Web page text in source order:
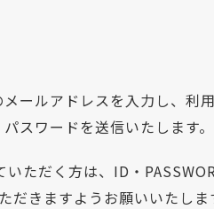
ールアドレスを入力し、利
スワードを送信いたします。
ただく方は、ID・
きますようお願いいたしま